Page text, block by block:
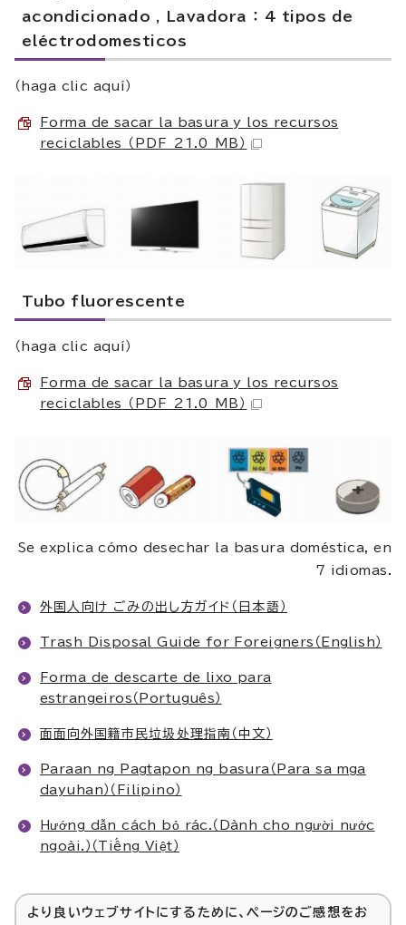
acondicionado , Lavadora ： 4 tipos de
eléctrodomesticos
（haga clic aquí）
Forma de sacar la basura y los recursos
reciclables
（PDF 21.0 MB）
Tubo fluorescente
（haga clic aquí）
Forma de sacar la basura y los recursos
reciclables
（PDF 21.0 MB）
Se explica cómo desechar la basura doméstica, en
7 idiomas.
外国人向け ごみの出し方ガイド（日本語）
Trash Disposal Guide for Foreigners（English）
Forma de descarte de lixo para
estrangeiros（Português）
面面向外国籍市民垃圾处理指南（中文）
Paraan ng Pagtapon ng basura（Para sa mga
dayuhan）（Filipino）
Hướng dẫn cách bỏ rác.（Dành cho người nước
ngoài.）（Tiếng Việt）
より良いウェブサイトにするために、ページのご感想をお